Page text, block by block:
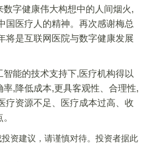
字健康伟大构想中的人间烟火,
国医疗人的精神。再次感谢梅总
将是互联网医院与数字健康发展
能的技术支持下,医疗机构得以
,降低成本,更具客观性、合理性,
疗资源不足、医疗成本过高、收
建议，请谨慎对待。投资者据此